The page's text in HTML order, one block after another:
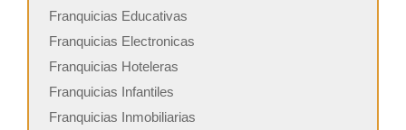
Franquicias Educativas
Franquicias Electronicas
Franquicias Hoteleras
Franquicias Infantiles
Franquicias Inmobiliarias